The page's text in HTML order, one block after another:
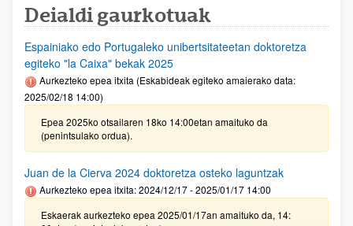
Deialdi gaurkotuak
Espainiako edo Portugaleko unibertsitateetan doktoretza
egiteko "la Caixa" bekak 2025
Aurkezteko epea itxita (Eskabideak egiteko amaierako data:
2025/02/18 14:00)
Epea 2025ko otsailaren 18ko 14:00etan amaituko da
(penintsulako ordua).
Juan de la Cierva 2024 doktoretza osteko laguntzak
Aurkezteko epea itxita: 2024/12/17 - 2025/01/17 14:00
Eskaerak aurkezteko epea 2025/01/17an amaituko da, 14: